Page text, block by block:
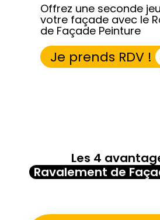
Offrez une seconde
votre façade avec le
de Façade Peinture
Je prends RDV !
Les 4
Ravalement de